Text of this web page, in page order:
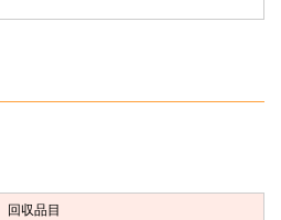
利用の流れ
回収品目